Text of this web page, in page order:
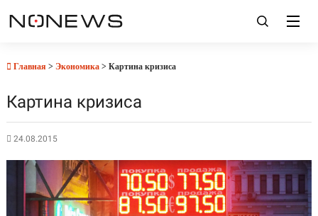
Главная > Экономика> Картина кризиса
Картина кризиса
24.08.2015